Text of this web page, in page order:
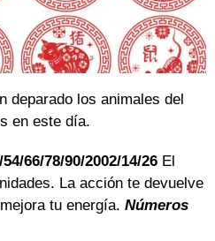
deparado los animales del
en este día.
66/78/90/2002/14/26 El
La acción te devuelve
tu energía. Números